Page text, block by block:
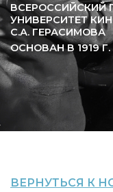
ВСЕРОССИЙСКИЙ
УНИВЕРСИТЕТ
С.А. ГЕРАСИМОВА
ОСНОВАН В 1919Г.
ВЕРНУТЬСЯ К